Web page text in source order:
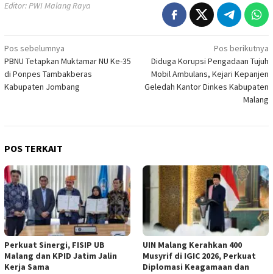
Editor: PWI Malang Raya
Navigasi
pos
Pos sebelumnya
PBNU Tetapkan Muktamar NU Ke-35
di Ponpes Tambakberas
Kabupaten Jombang
Pos berikutnya
Diduga Korupsi Pengadaan Tujuh
Mobil Ambulans, Kejari Kepanjen
Geledah Kantor Dinkes Kabupaten
Malang
POS TERKAIT
Perkuat Sinergi, FISIP UB
Malang dan KPID Jatim Jalin
Kerja Sama
UIN Malang Kerahkan 400
Musyrif di IGIC 2026, Perkuat
Diplomasi Keagamaan dan